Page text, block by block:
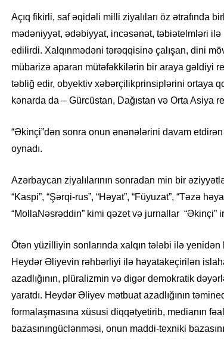
Açıq fikirli, saf əqidəli milli ziyalıları öz ətrafında
mədəniyyət, ədəbiyyat, incəsənət, təbiətelmləri ilə
edilirdi. Xalqınmədəni tərəqqisinə çalışan, dini
mübarizə aparan mütəfəkkilərin bir araya gəldiyi
təbliğ edir, obyektiv xəbərçilikprinsiplərini ortaya
kənarda da – Gürcüstan, Dağıstan və Orta Asiya
“Əkinçi”dən sonra onun ənənələrini davam
oynadı.
Azərbaycan ziyalılarının sonradan min bir
“Kaspi”, “Şərqi-rus”, “Həyat”, “Füyuzat”, “Təzə
“MollaNəsrəddin” kimi qəzet və jurnallar “Əkinçi”
Ötən yüzilliyin sonlarında xalqın tələbi ilə
Heydər Əliyevin rəhbərliyi ilə həyatakeçirilən
azadlığının, plüralizmin və digər demokratik
yaratdı. Heydər Əliyev mətbuat azadlığının
formalaşmasına xüsusi diqqətyetirib, medianın
bazasınıngüclənməsi, onun maddi-texniki